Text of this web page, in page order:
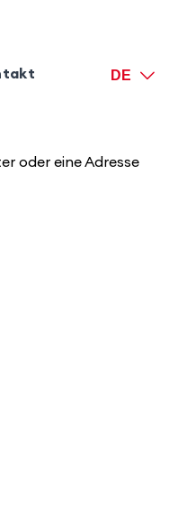
DE
oder eine Adresse